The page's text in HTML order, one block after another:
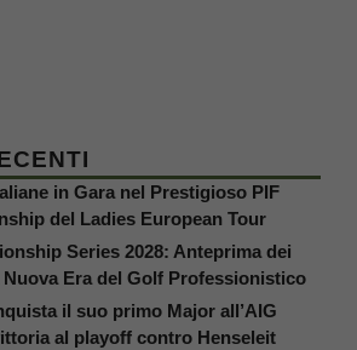
in Gara nel Prestigioso PIF
del Ladies European Tour
Series 2028: Anteprima dei
Era del Golf Professionistico
il suo primo Major all’AIG
al playoff contro Henseleit